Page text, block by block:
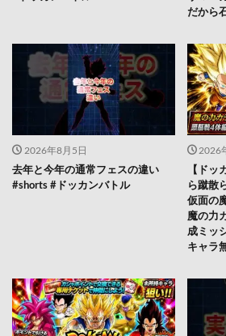
だから
2026年8月5日
去年と今年の通常フェスの違い
#shorts #ドッカンバトル
2026
【ド
ら蹴散
仮面の
魔の力
成ミッ
キャラ